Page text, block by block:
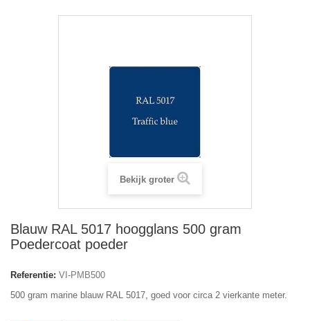
Bekijk groter
Blauw RAL 5017 hoogglans 500 gram
Poedercoat poeder
Referentie: VI-PMB500
500 gram marine blauw RAL 5017, goed voor circa 2 vierkante meter.